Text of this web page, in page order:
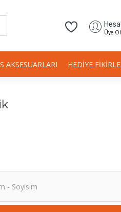
Üye
AKSESUARLARI HEDIYE